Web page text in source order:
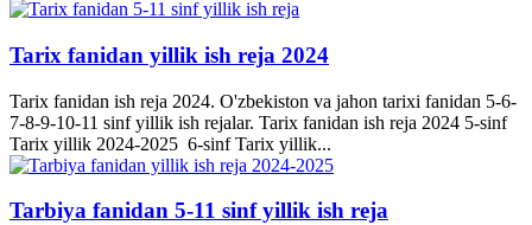
Tarix fanidan yillik ish reja 2024
Tarix fanidan ish reja 2024. O'zbekiston va jahon tarixi fanidan 5-6-
7-8-9-10-11 sinf yillik ish rejalar. Tarix fanidan ish reja 2024 5-sinf
Tarix yillik 2024-2025 6-sinf Tarix yillik...
Tarbiya fanidan 5-11 sinf yillik ish reja